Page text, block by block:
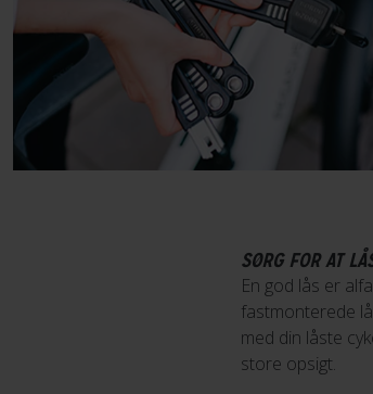
SØRG FOR AT
En god lås er
fastmonterede
med din låste
store opsigt.